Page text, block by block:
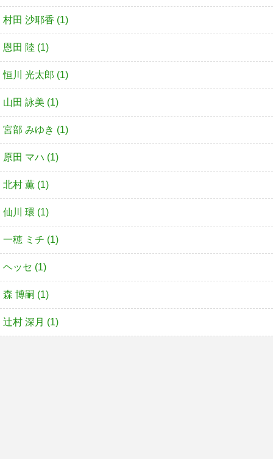
村田 沙耶香 (1)
恩田 陸 (1)
恒川 光太郎 (1)
山田 詠美 (1)
宮部 みゆき (1)
原田 マハ (1)
北村 薫 (1)
仙川 環 (1)
一穂 ミチ (1)
ヘッセ (1)
森 博嗣 (1)
辻村 深月 (1)